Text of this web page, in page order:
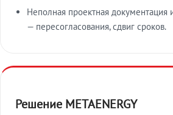
Неполная проектная документация
— пересогласования, сдвиг сроков.
Решение METAENERGY